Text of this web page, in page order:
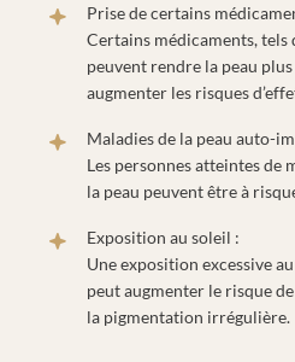
Prise de certains
Certains médicaments, tels
peuvent rendre la peau
augmenter les risques
Maladies de la peau auto-
Les personnes atteintes de
la peau peuvent être à
Exposition au soleil :
Une exposition excessive
peut augmenter le risque
la pigmentation irrégulière.